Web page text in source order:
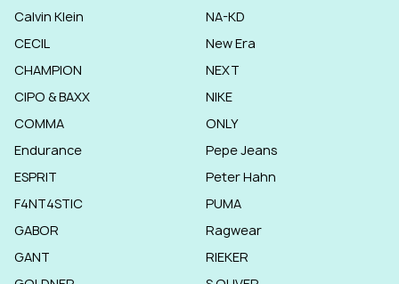
Calvin Klein
CECIL
CHAMPION
CIPO & BAXX
COMMA
Endurance
ESPRIT
F4NT4STIC
GABOR
GANT
NA-KD
New Era
NEXT
NIKE
ONLY
Pepe Jeans
Peter Hahn
PUMA
Ragwear
RIEKER